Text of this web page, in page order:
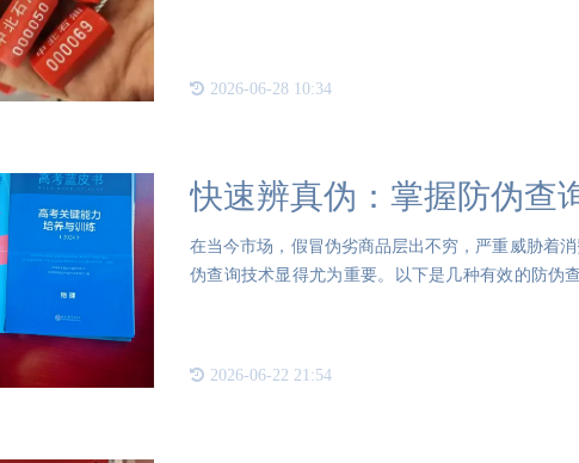
2026-06-28 10:34
快速辨真伪：掌握防伪查
在当今市场，假冒伪劣商品层出不穷，严重威胁着
伪查询技术显得尤为重要。以下是几种有效的防伪
2026-06-22 21:54